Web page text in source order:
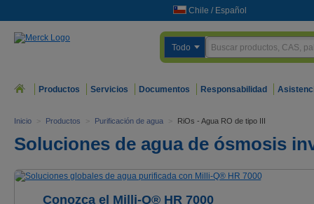
Chile / Español
Todo
Productos Servicios Documentos Responsabilidad
Inicio > Productos > Purificación de agua > RiOs - Agua RO de tipo III
Soluciones de agua de ósmosis
Conozca el Milli-Q® HR 7000